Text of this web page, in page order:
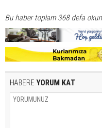
Bu haber toplam 368 defa
HABERE YORUM KAT